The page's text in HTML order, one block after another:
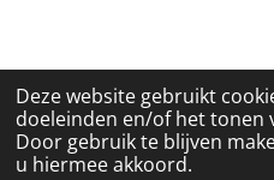
Deze website gebruikt
doeleinden en/of het tonen
Door gebruik te blijven
u hiermee akkoord.